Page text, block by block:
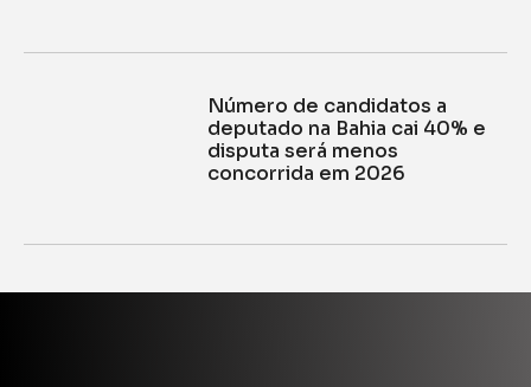
Número de candidatos a
deputado na Bahia cai 40% e
disputa será menos
concorrida em 2026